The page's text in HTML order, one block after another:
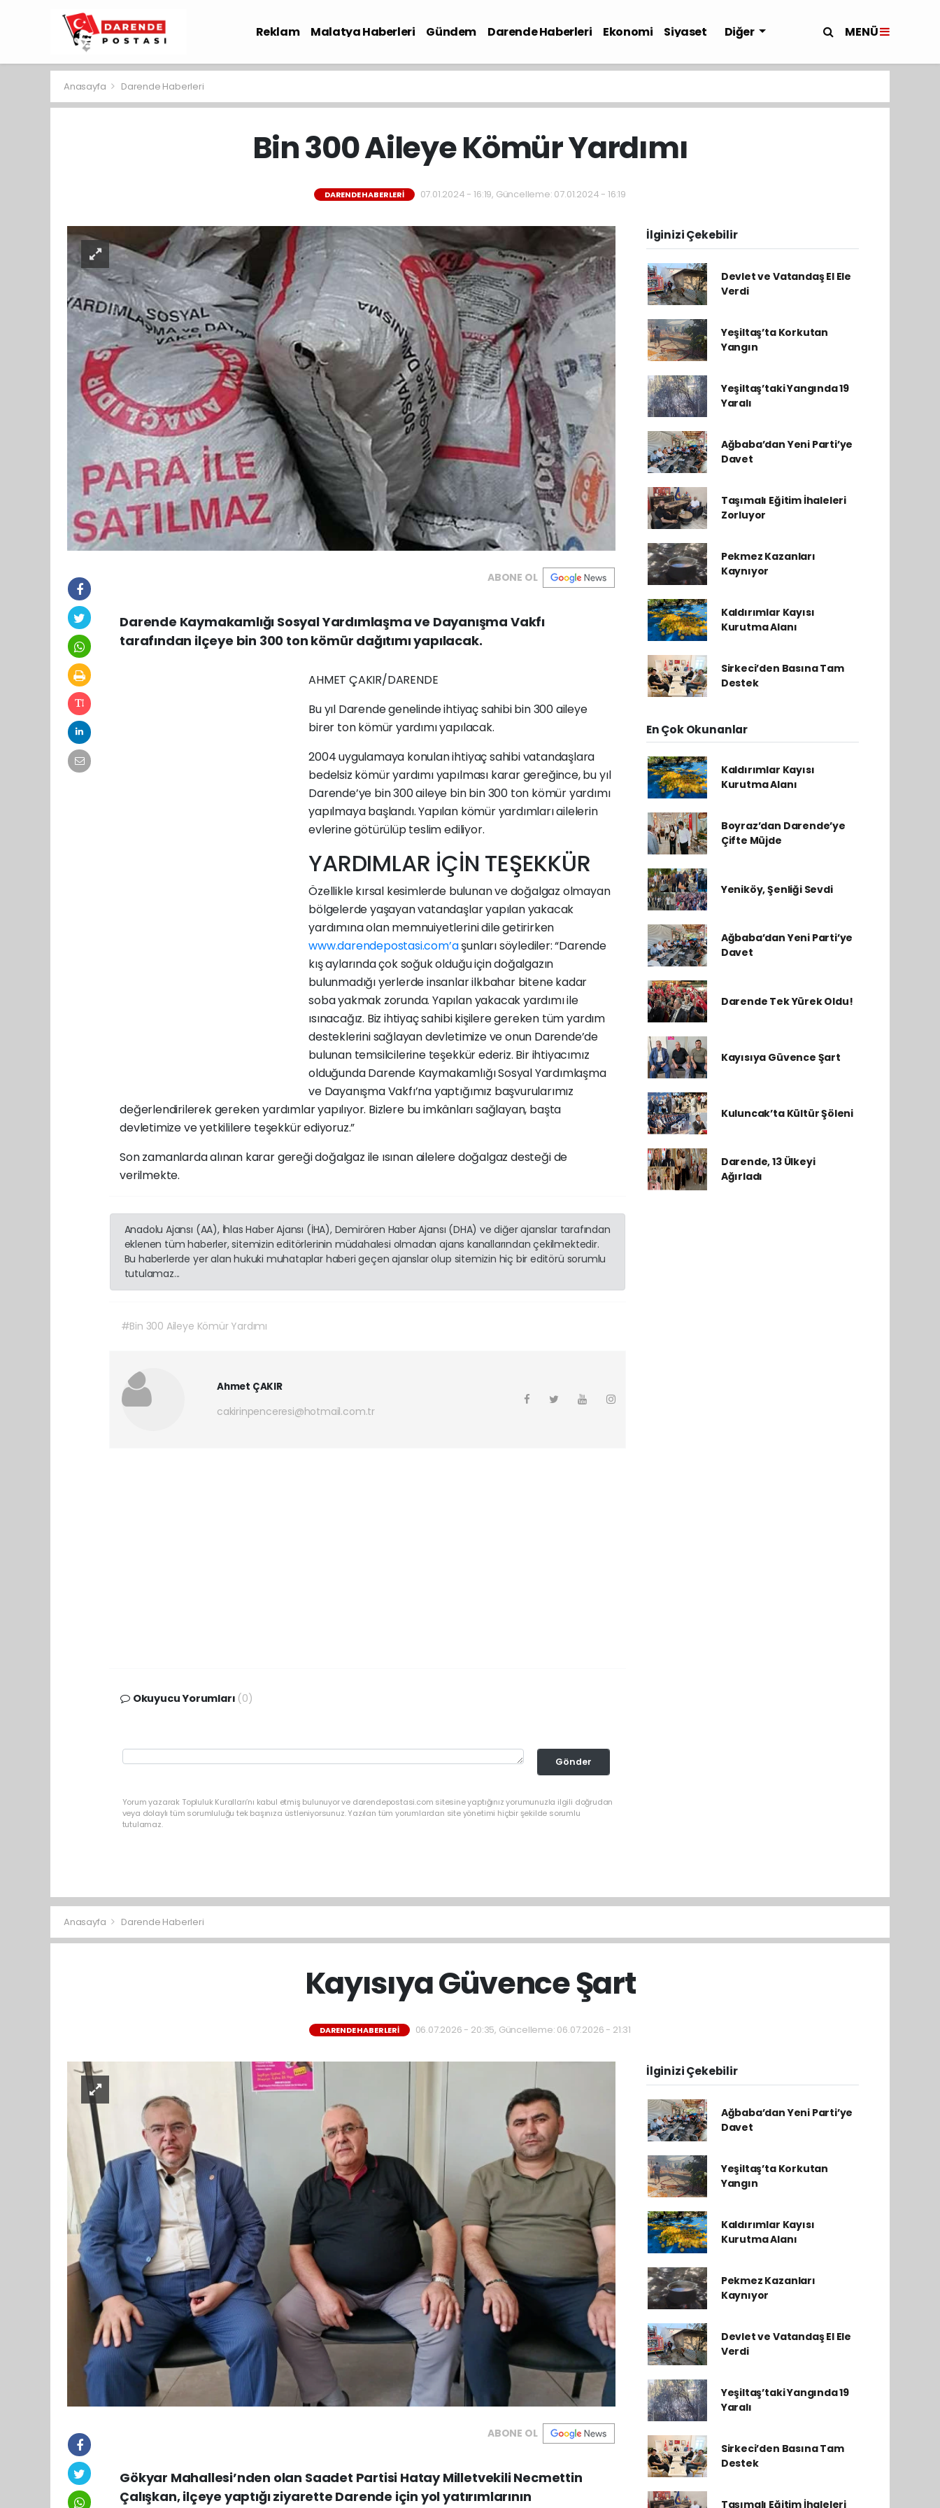
Reklam Malatya Haberleri Gündem Darende Haberleri Ekonomi
Siyaset
Diğer MENÜ
Anasayfa Darende Haberleri
Bin 300 Aileye Kömür Yardımı
DARENDE HABERLERI 07.01.2024 - 16:19, Güncelleme: 07.01.2024 - 16:19
ABONE OL
Darende Kaymakamlığı Sosyal Yardımlaşma ve Dayanışma Vakfı
tarafından ilçeye bin 300 ton kömür dağıtımı yapılacak.
AHMET ÇAKIR/DARENDE
Bu yıl Darende genelinde ihtiyaç sahibi bin 300 aileye
birer ton kömür yardımı yapılacak.
2004 uygulamaya konulan ihtiyaç sahibi vatandaşlara
bedelsiz kömür yardımı yapılması karar gereğince, bu yıl
Darende’ye bin 300 aileye bin bin 300 ton kömür yardımı
yapılmaya başlandı. Yapılan kömür yardımları ailelerin
evlerine götürülüp teslim ediliyor.
YARDIMLAR İÇİN TEŞEKKÜR
Özellikle kırsal kesimlerde bulunan ve doğalgaz olmayan
bölgelerde yaşayan vatandaşlar yapılan yakacak
yardımına olan memnuiyetlerini dile getirirken
www.darendepostasi.com’aşunları söylediler: “Darende
kış aylarında çok soğuk olduğu için doğalgazın
bulunmadığı yerlerde insanlar ilkbahar bitene kadar
soba yakmak zorunda. Yapılan yakacak yardımı ile
ısınacağız. Biz ihtiyaç sahibi kişilere gereken tüm yardım
desteklerini sağlayan devletimize ve onun Darende’de
bulunan temsilcilerine teşekkür ederiz. Bir ihtiyacımız
olduğunda Darende Kaymakamlığı Sosyal Yardımlaşma
ve Dayanışma Vakfı’na yaptığımız başvurularımız
değerlendirilerek gereken yardımlar yapılıyor. Bizlere bu imkânları sağlayan, başta
devletimize ve yetkililere teşekkür ediyoruz.”
Son zamanlarda alınan karar gereği doğalgaz ile ısınan ailelere doğalgaz desteği de
verilmekte.
Anadolu Ajansı (AA), İhlas Haber Ajansı (İHA), Demirören Haber Ajansı (DHA) ve diğer ajanslar tarafından
eklenen tüm haberler, sitemizin editörlerinin müdahalesi olmadan ajans kanallarından çekilmektedir.
Bu haberlerde yer alan hukuki muhataplar haberi geçen ajanslar olup sitemizin hiç bir editörü sorumlu
tutulamaz...
#Bin 300 Aileye Kömür Yardımı
Ahmet ÇAKIR
cakirinpenceresi@hotmail.com.tr
Okuyucu Yorumları (0)
Gönder
Yorum yazarak Topluluk Kuralları’nı kabul etmiş bulunuyor ve darendepostasi.com sitesine yaptığınız yorumunuzla ilgili doğrudan
veya dolaylı tüm sorumluluğu tek başınıza üstleniyorsunuz. Yazılan tüm yorumlardan site yönetimi hiçbir şekilde sorumlu
tutulamaz.
İlginizi Çekebilir
Devlet ve Vatandaş El Ele
Verdi
Yeşiltaş’ta Korkutan
Yangın
Yeşiltaş’taki Yangında 19
Yaralı
Ağbaba’dan Yeni Parti’ye
Davet
Taşımalı Eğitim İhaleleri
Zorluyor
Pekmez Kazanları
Kaynıyor
Kaldırımlar Kayısı
Kurutma Alanı
Sirkeci’den Basına Tam
Destek
En Çok Okunanlar
Kaldırımlar Kayısı
Kurutma Alanı
Boyraz’dan Darende’ye
Çifte Müjde
Yeniköy, Şenliği Sevdi
Ağbaba’dan Yeni Parti’ye
Davet
Darende Tek Yürek Oldu!
Kayısıya Güvence Şart
Kuluncak’ta Kültür Şöleni
Darende, 13 Ülkeyi
Ağırladı
Anasayfa Darende Haberleri
Kayısıya Güvence Şart
DARENDE HABERLERI 06.07.2026 - 20:35, Güncelleme: 06.07.2026 - 21:31
ABONE OL
Gökyar Mahallesi’nden olan Saadet Partisi Hatay Milletvekili Necmettin
Çalışkan, ilçeye yaptığı ziyarette Darende için yol yatırımlarının
İlginizi Çekebilir
Ağbaba’dan Yeni Parti’ye
Davet
Yeşiltaş’ta Korkutan
Yangın
Kaldırımlar Kayısı
Kurutma Alanı
Pekmez Kazanları
Kaynıyor
Devlet ve Vatandaş El Ele
Verdi
Yeşiltaş’taki Yangında 19
Yaralı
Sirkeci’den Basına Tam
Destek
Taşımalı Eğitim İhaleleri